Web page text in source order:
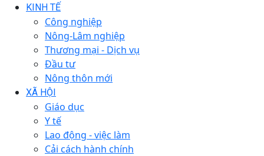
KINH TẾ
Công nghiệp
Nông-Lâm nghiệp
Thương mại - Dịch vụ
Đầu tư
Nông thôn mới
XÃ HỘI
Giáo dục
Y tế
Lao động - việc làm
Cải cách hành chính